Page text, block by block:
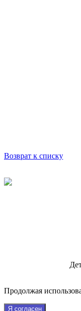
Возврат к списку
Продолжая
Я согласен